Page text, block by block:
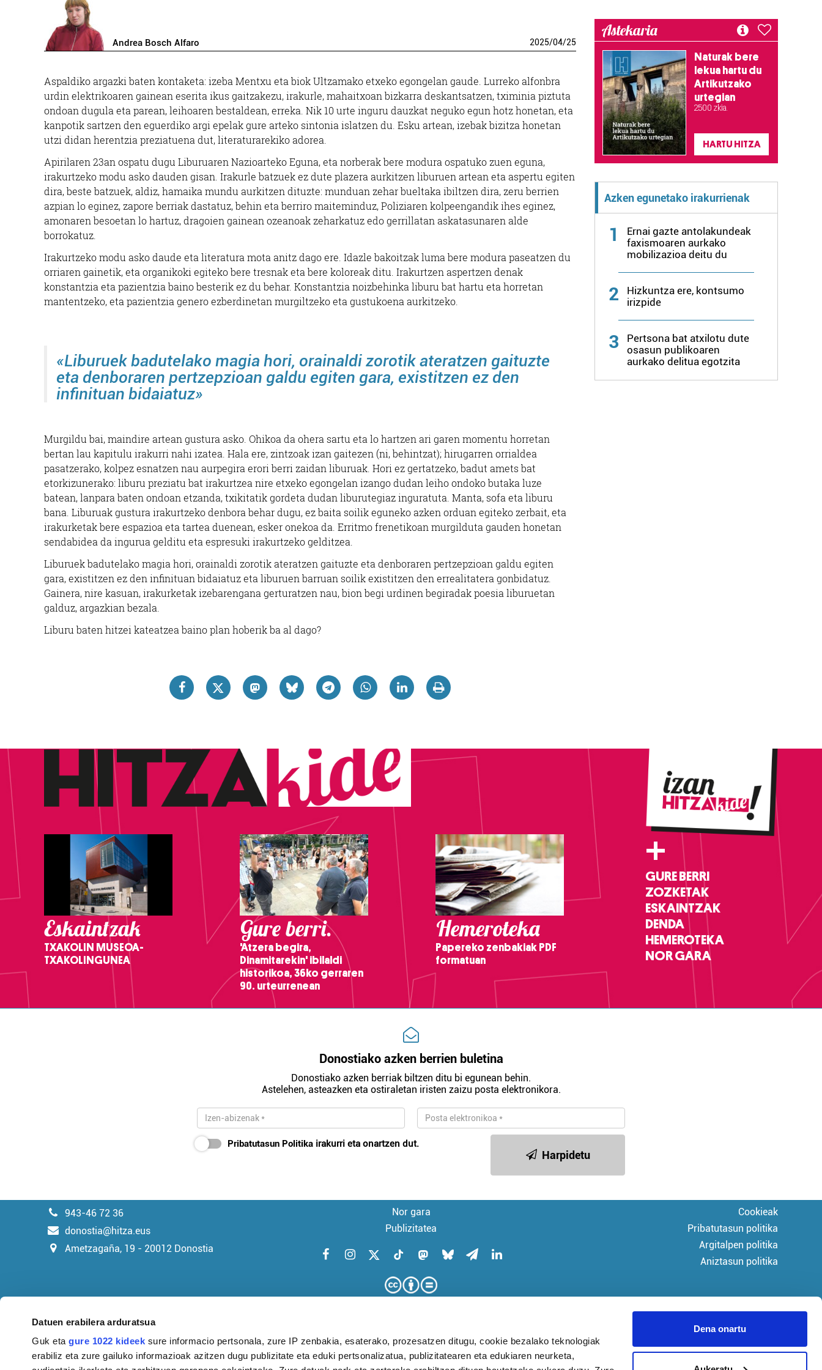
Datuen erabilera arduratsua
Guk etagure 1022 kideek sure informacio pertsonala, zure IP zenbakia, esaterako, prozesatzen ditugu, cookie bezalako teknologiak
erabiliz eta zure gailuko informazioak azitzen dugu publizitate eta eduki pertsonalizatua, publizitatearen eta edukiaren neurketa,
Dena onartu
Andrea Bosch Alfaro 2025/04/25
Aspaldiko argazki baten kontaketa: izeba Mentxu eta biok Ultzamako etxeko egongelan gaude. Lurreko alfonbra
urdin elektrikoaren gainean eserita ikus gaitzakezu, irakurle, mahaitxoan bizkarra deskantsatzen, tximinia piztuta
ondoan dugula eta parean, leihoaren bestaldean, erreka. Nik 10 urte inguru dauzkat neguko egun hotz honetan, eta
kanpotik sartzen den eguerdiko argi epelak gure arteko sintonia islatzen du. Esku artean, izebak bizitza honetan
utzi didan herentzia preziatuena dut, literaturarekiko adorea.
Apirilaren 23an ospatu dugu Liburuaren Nazioarteko Eguna, eta norberak bere modura ospatuko zuen eguna,
irakurtzeko modu asko dauden gisan. Irakurle batzuek ez dute plazera aurkitzen liburuen artean eta aspertu egiten
dira, beste batzuek, aldiz, hamaika mundu aurkitzen dituzte: munduan zehar bueltaka ibiltzen dira, zeru berrien
azpian lo eginez, zapore berriak dastatuz, behin eta berriro maiteminduz, Poliziaren kolpeengandik ihes eginez,
amonaren besoetan lo hartuz, dragoien gainean ozeanoak zeharkatuz edo gerrillatan askatasunaren alde
borrokatuz.
Irakurtzeko modu asko daude eta literatura mota anitz dago ere. Idazle bakoitzak luma bere modura paseatzen du
orriaren gainetik, eta organikoki egiteko bere tresnak eta bere koloreak ditu. Irakurtzen aspertzen denak
konstantzia eta pazientzia baino besterik ez du behar. Konstantzia noizbehinka liburu bat hartu eta horretan
mantentzeko, eta pazientzia genero ezberdinetan murgiltzeko eta gustukoena aurkitzeko.
«Liburuek badutelako magia hori, orainaldi zorotik ateratzen gaituzte
eta denboraren pertzepzioan galdu egiten gara, existitzen ez den
infinituan bidaiatuz»
Murgildu bai, maindire artean gustura asko. Ohikoa da ohera sartu eta lo hartzen ari garen momentu horretan
bertan lau kapitulu irakurri nahi izatea. Hala ere, zintzoak izan gaitezen (ni, behintzat); hirugarren orrialdea
pasatzerako, kolpez esnatzen nau aurpegira erori berri zaidan liburuak. Hori ez gertatzeko, badut amets bat
etorkizunerako: liburu preziatu bat irakurtzea nire etxeko egongelan izango dudan leiho ondoko butaka luze
batean, lanpara baten ondoan etzanda, txikitatik gordeta dudan liburutegiaz inguratuta. Manta, sofa eta liburu
bana. Liburuak gustura irakurtzeko denbora behar dugu, ez baita soilik eguneko azken orduan egiteko zerbait, eta
irakurketak bere espazioa eta tartea duenean, esker onekoa da. Erritmo frenetikoan murgilduta gauden honetan
sendabidea da ingurua gelditu eta espresuki irakurtzeko gelditzea.
Liburuek badutelako magia hori, orainaldi zorotik ateratzen gaituzte eta denboraren pertzepzioan galdu egiten
gara, existitzen ez den infinituan bidaiatuz eta liburuen barruan soilik existitzen den errealitatera gonbidatuz.
Gainera, nire kasuan, irakurketak izebarengana gerturatzen nau, bion begi urdinen begiradak poesia liburuetan
galduz, argazkian bezala.
Liburu baten hitzei kateatzea baino plan hoberik ba al dago?
Astekaria
Naturak bere
lekua hartu du
Artikutzako
urtegian
2.500 zkia.
HARTU HITZA
Azken egunetako irakurrienak
1
Ernai gazte antolakundeak
faxismoaren aurkako
mobilizazioa deitu du
2
Hizkuntza ere, kontsumo
irizpide
3
Pertsona bat atxilotu dute
osasun publikoaren
aurkako delitua egotzita
Eskaintzak
TXAKOLIN MUSEOA-
TXAKOLINGUNEA
Gure berri.
'Atzera begira,
Dinamitarekin' ibilaldi
historikoa, 36ko gerraren
90. urteurrenean
Hemeroteka
Papereko zenbakiak PDF
formatuan
+
GURE BERRI
ZOZKETAK
ESKAINTZAK
DENDA
HEMEROTEKA
NOR GARA
Donostiako azken berrien buletina
Donostiako azken berriak biltzen ditu bi egunean behin.
Astelehen, asteazken eta ostiraletan iristen zaizu posta elektronikora.
Pribatutasun Politika irakurri eta onartzen dut.
Harpidetu
943-46 72 36
donostia@hitza.eus
Ametzagaña, 19 - 20012 Donostia
Nor gara
Publizitatea
KUDEAKETA AURRERATUARI
Cookieak
Pribatutasun politika
Argitalpen politika
Aniztasun politika